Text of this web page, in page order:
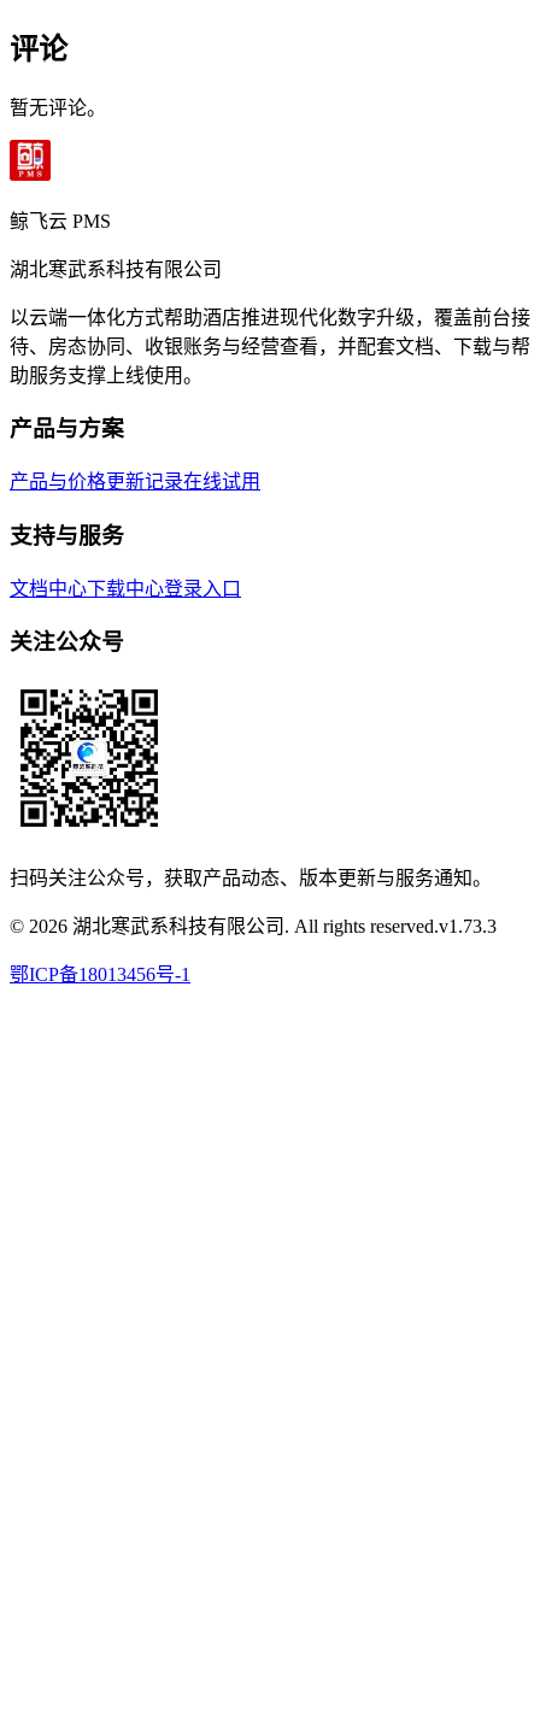
评论
暂无评论。
鲸飞云 PMS
湖北寒武系科技有限公司
以云端一体化方式帮助酒店推进现代化数字升级，覆盖前台接
待、房态协同、收银账务与经营查看，并配套文档、下载与帮
助服务支撑上线使用。
产品与方案
产品与价格更新记录在线试用
支持与服务
文档中心下载中心登录入口
关注公众号
扫码关注公众号，获取产品动态、版本更新与服务通知。
© 2026 湖北寒武系科技有限公司. All rights reserved.v1.73.3
鄂ICP备18013456号-1